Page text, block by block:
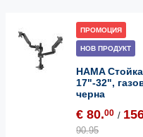
ПРОМОЦИЯ
НОВ ПРОДУКТ
HAMA
17"-32",
черна
€ 80.00 /
90.95